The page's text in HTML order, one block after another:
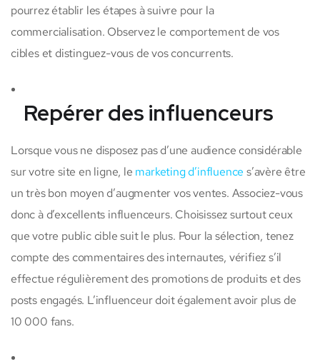
pourrez établir les étapes à suivre pour la
commercialisation. Observez le comportement de vos
cibles et distinguez-vous de vos concurrents.
Repérer des influenceurs
Lorsque vous ne disposez pas d’une audience considérable
sur votre site en ligne, le marketing d’influence s’avère être
un très bon moyen d’augmenter vos ventes. Associez-vous
donc à d’excellents influenceurs. Choisissez surtout ceux
que votre public cible suit le plus. Pour la sélection, tenez
compte des commentaires des internautes, vérifiez s’il
effectue régulièrement des promotions de produits et des
posts engagés. L’influenceur doit également avoir plus de
10 000 fans.